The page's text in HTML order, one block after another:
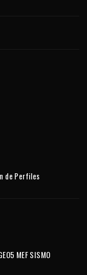
de Perfiles
MEF SISMO